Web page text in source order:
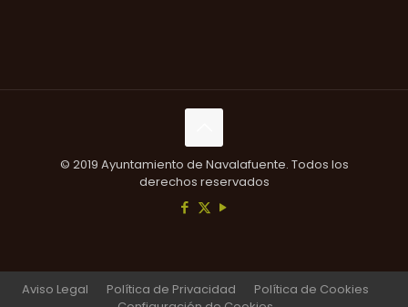
© 2019 Ayuntamiento de Navalafuente. Todos los
derechos reservados
Aviso Legal Política de Privacidad
Política de Cookies